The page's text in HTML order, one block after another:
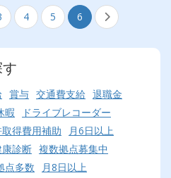
4 5 6
賞与 交通費支給 退職金
暇
ドライブレコーダー
得費用補助
月6日以上
診断 複数拠点募集中
点多数
月8日以上